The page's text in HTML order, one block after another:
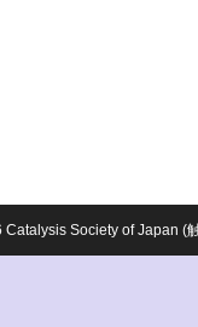
Society of Japan (